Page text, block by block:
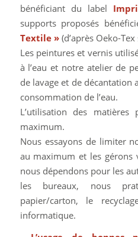
bénéficiant du label
supports proposés
Textile »(d’après Oeko-
Les peintures et vernis
à l’eau et notre atelier de
de lavage et de
consommation de l’eau.
L’utilisation des
maximum.
Nous essayons de limiter
au maximum et les
nous dépendons pour les
les bureaux, nous
papier/carton, le
informatique.